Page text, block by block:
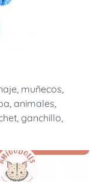
, muñecos,
, animales,
, ganchillo,